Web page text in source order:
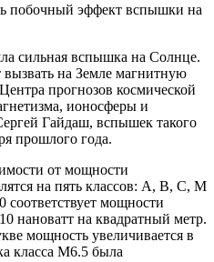
побочный эффект вспышки на
сильная вспышка на Солнце.
на Земле магнитную
прогнозов космической
ионосферы и
Гайдаш, вспышек такого
прошлого года.
от мощности
на пять классов: A, B, C, M
мощности
нановатт на квадратный метр.
мощность увеличивается в
класса M6.5 была